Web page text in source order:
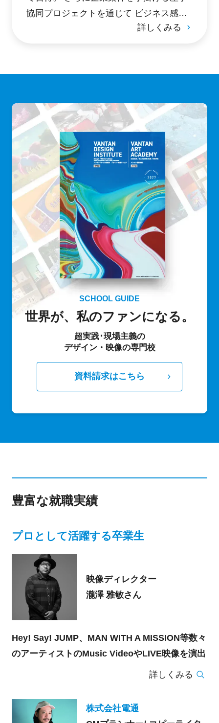
協同プロジェクトを通じて ビジネス感覚
のあるクリエイターを目指す。詳しくみる
SCHOOL GUIDE
世界が、私のファンになる。
超実践･現場主義の
デザイン・映像の専門校
資料請求はこちら
豊富な就職実績
プロとして活躍する卒業生
映像ディレクター
瀧澤 雅敏さん
Hey! Say! JUMP、MAN WITH A MISSION等数々
のアーティストのMusic VideoやLIVE映像を演出
詳しくみる
株式会社電通